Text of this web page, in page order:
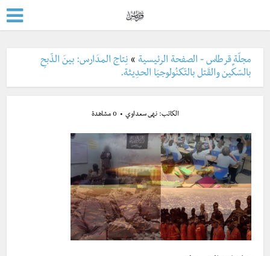
مجلّة قرطاس - الصفحة الرئيسية » نِتاج المدَارس: بينَ الذّبحِ
بالسّكِّين والقَتل بالتّكنُولوجيَا الحدِيثة.
الكاتب:نهى سعداوي 0 مشاهدة